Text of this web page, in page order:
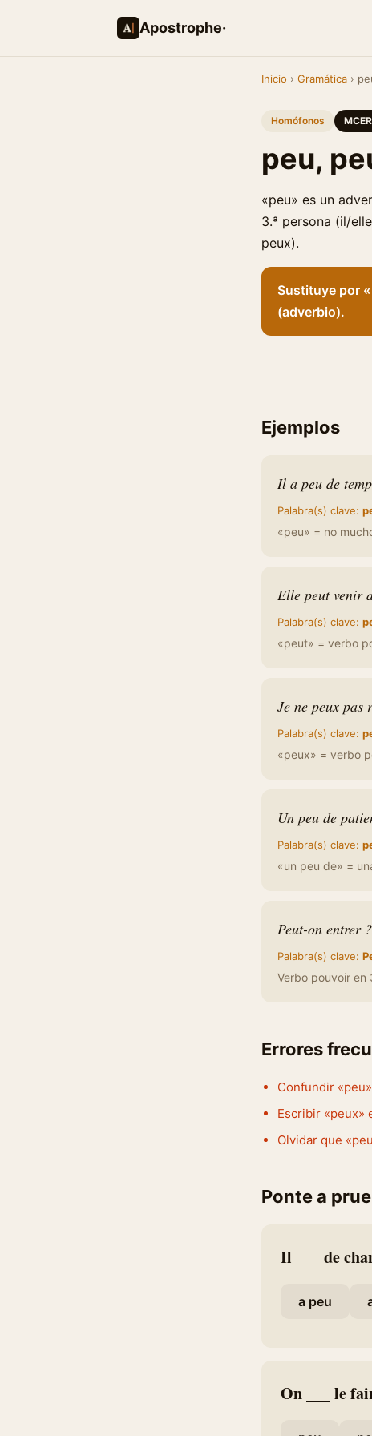
Apostrophe·
Inicio › Gramática ›
Homófonos
peu,
«peu» es un
3.ª persona (il/
peux).
Sustituye por
(adverbio).
Ejemplos
Il a peu de
Palabra(s) clave:
«peu» = no
Elle peut venir
Palabra(s) clave:
«peut» = verbo
Je ne peux pas
Palabra(s) clave:
«peux» = verbo
Un peu de
Palabra(s) clave:
«un peu de» =
Peut-on entrer ?
Palabra(s) clave:
Verbo pouvoir en
Errores
Confundir
Escribir «peux»
Olvidar que
Ponte a
Il ___ de
a peu
On ___ le